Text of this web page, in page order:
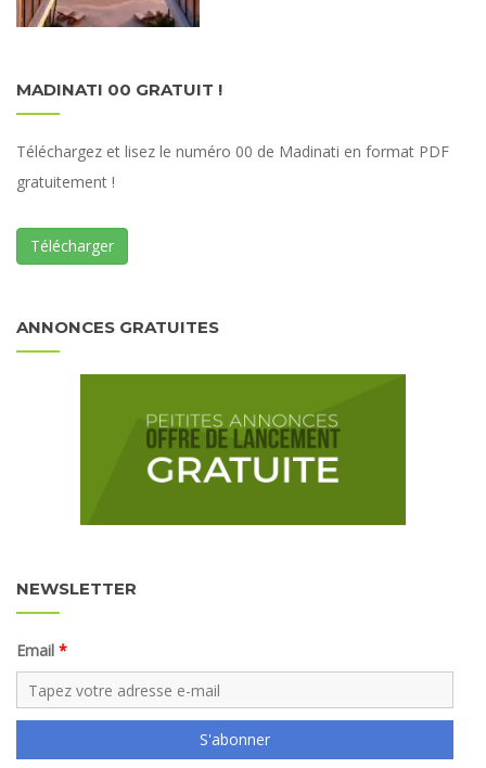
MADINATI 00 GRATUIT !
Téléchargez et lisez le numéro 00 de Madinati en format PDF
gratuitement !
Télécharger
ANNONCES GRATUITES
NEWSLETTER
Email
S'abonner